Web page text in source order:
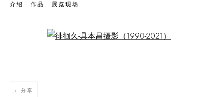
介绍
作品 展览现场
Open a larger version of the following image in a popup:
分享